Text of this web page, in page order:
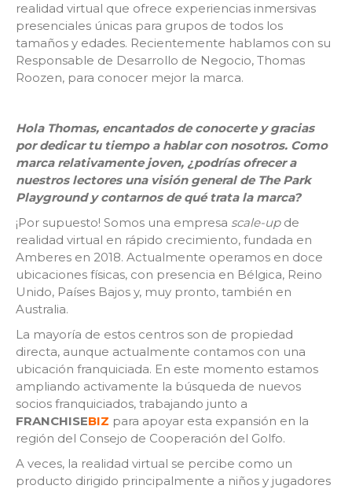
realidad virtual que ofrece experiencias inmersivas
presenciales únicas para grupos de todos los
tamaños y edades. Recientemente hablamos con su
Responsable de Desarrollo de Negocio, Thomas
Roozen, para conocer mejor la marca.
Hola Thomas, encantados de conocerte y gracias
por dedicar tu tiempo a hablar con nosotros. Como
marca relativamente joven, ¿podrías ofrecer a
nuestros lectores una visión general de The Park
Playground y contarnos de qué trata la marca?
¡Por supuesto! Somos una empresa scale-upde
realidad virtual en rápido crecimiento, fundada en
Amberes en 2018. Actualmente operamos en doce
ubicaciones físicas, con presencia en Bélgica, Reino
Unido, Países Bajos y, muy pronto, también en
Australia.
La mayoría de estos centros son de propiedad
directa, aunque actualmente contamos con una
ubicación franquiciada. En este momento estamos
ampliando activamente la búsqueda de nuevos
socios franquiciados, trabajando junto a
FRANCHISEBIZ para apoyar esta expansión en la
región del Consejo de Cooperación del Golfo.
A veces, la realidad virtual se percibe como un
producto dirigido principalmente a niños y jugadores